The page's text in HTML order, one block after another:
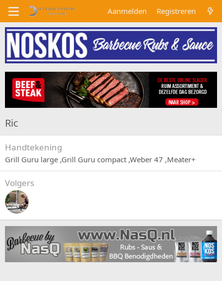
Aanmelden Registreren
Ric
Handtekening
Grill Guru large ,Grill Guru compact ,Weber 47 ,Meater+
Volgers